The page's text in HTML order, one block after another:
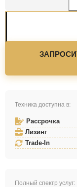
Техника доступна в:
Рассрочка
Лизинг
Trade-In
Полный спектр услуг: